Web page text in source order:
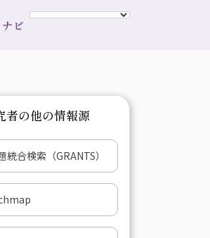
ビ
者の他の情報源
統合検索（GRANTS）